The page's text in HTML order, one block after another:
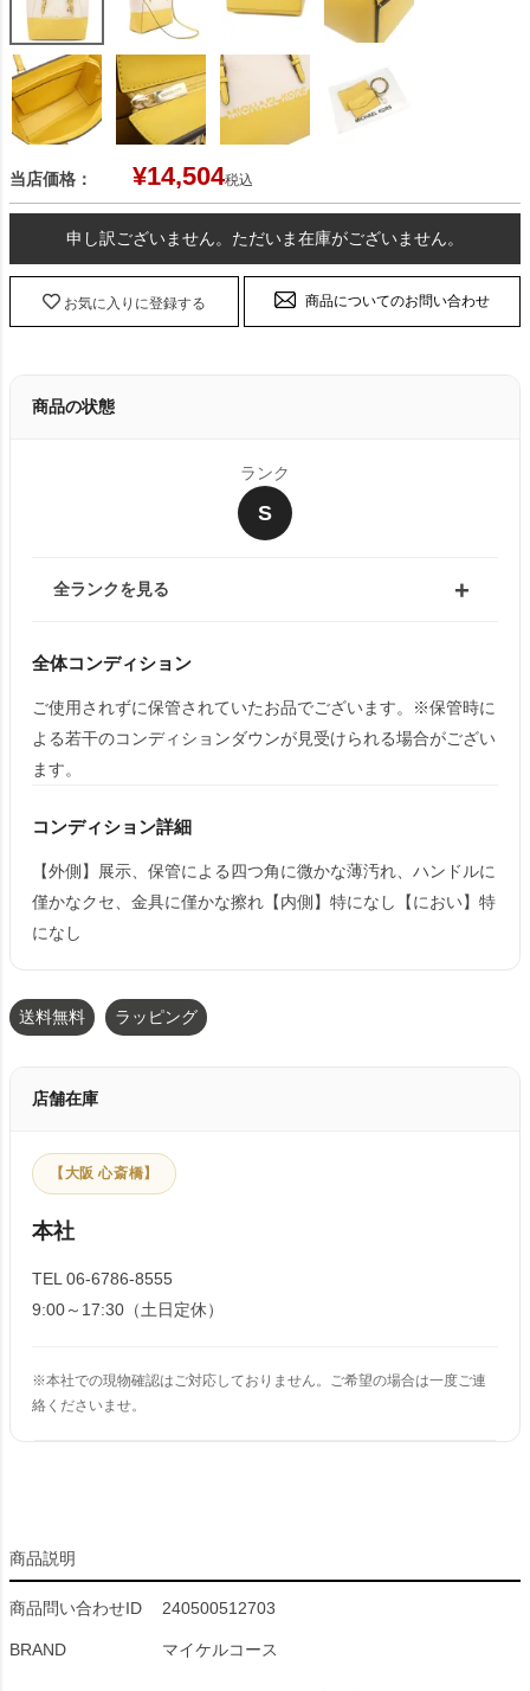
当店価格： ¥14,504税込
申し訳ございません。ただいま在庫がございません。
お気に入りに登録する 商品についてのお問い合わせ
商品の状態
ランク
S
全ランクを見る
全体コンディション
ご使用されずに保管されていたお品でございます。※保管時に
よる若干のコンディションダウンが見受けられる場合がござい
ます。
コンディション詳細
【外側】展示、保管による四つ角に微かな薄汚れ、ハンドルに
僅かなクセ、金具に僅かな擦れ【内側】特になし【におい】特
になし
送料無料 ラッピング
店舗在庫
【大阪 心斎橋】
本社
TEL 06-6786-8555
9:00～17:30（土日定休）
※本社での現物確認はご対応しておりません。ご希望の場合は一度ご連
絡くださいませ。
商品説明
商品問い合わせID 240500512703
BRAND マイケルコース